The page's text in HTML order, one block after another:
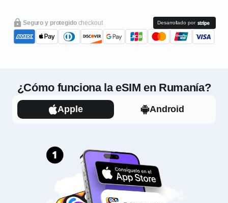
Seguro y protegido checkout Desarrollado por
¿Cómo funciona la eSIM en Rumanía?
Apple Android